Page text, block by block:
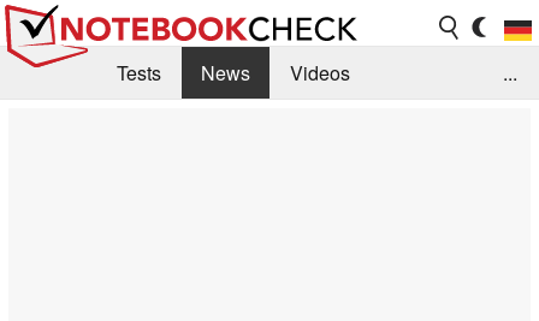
Tests News
Videos
...